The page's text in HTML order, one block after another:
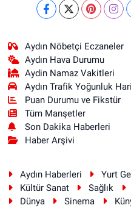
Aydın Nöbetçi Eczaneler
Aydın Hava Durumu
Aydin Namaz Vakitleri
Aydın Trafik Yoğunluk
Puan Durumu ve Fikstür
Tüm Manşetler
Son Dakika Haberleri
Haber Arşivi
Aydın Haberleri Yurt
Kültür Sanat
Sağlık
Dünya
Sinema